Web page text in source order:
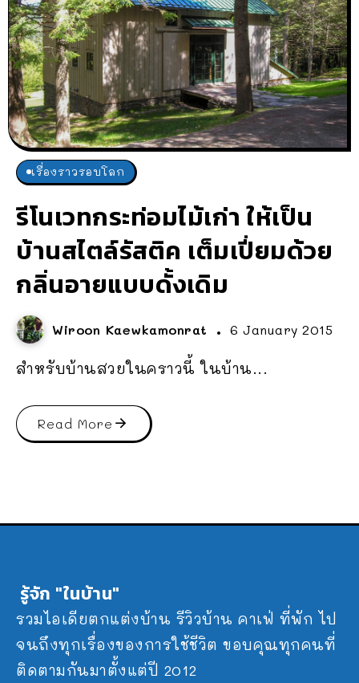
เรื่องราวรอบโลก
รีโนเวทกระท่อมไม้เก่า ให้เป็น
บ้านสไตล์รัสติค เต็มเปี่ยมด้วย
กลิ่นอายแบบดั้งเดิม
Wiroon Kaewkamonrat 6 January 2015
สำหรับบ้านสวยในคราวนี้ ในบ้าน...
Read More
รู้จัก "ในบ้าน"
รวมไอเดียตกแต่งบ้าน รีวิวบ้าน คาเฟ่ ที่พัก ไป
จนถึงทุกเรื่องของการใช้ชีวิต ขอบคุณทุกคนที่
ติดตามกันมาตั้งแต่ปี 2012